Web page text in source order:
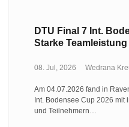
DTU Final 7 Int.
Starke
08. Jul, 2026 Wedrana
Am 04.07.2026 fand in
Int. Bodensee Cup 2026
und Teilnehmern…